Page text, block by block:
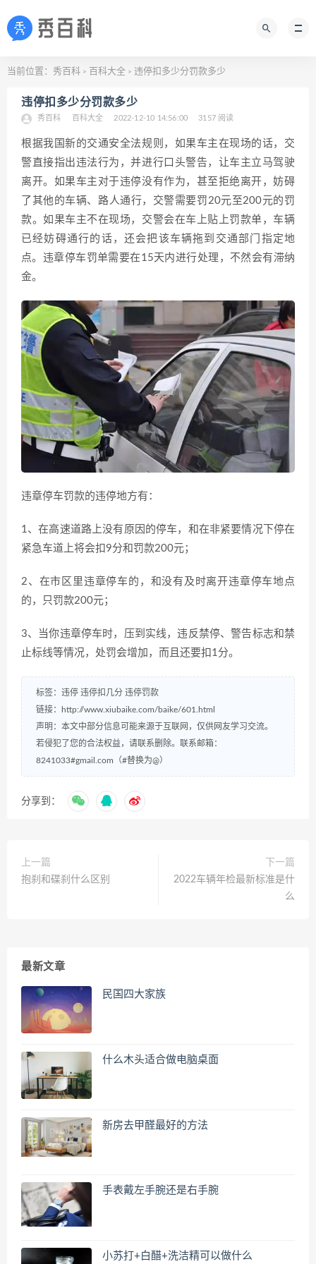
当前位置： 秀百科 > 百科大全 > 违停扣多少分罚款多少
违停扣多少分罚款多少
秀百科 百科大全 2022-12-10 14:56:00 3157 阅读
根据我国新的交通安全法规则，如果车主在现场的话，交
警直接指出违法行为，并进行口头警告，让车主立马驾驶
离开。如果车主对于违停没有作为，甚至拒绝离开，妨碍
了其他的车辆、路人通行，交警需要罚20元至200元的罚
款。如果车主不在现场，交警会在车上贴上罚款单，车辆
已经妨碍通行的话，还会把该车辆拖到交通部门指定地
点。违章停车罚单需要在15天内进行处理，不然会有滞纳
金。
违章停车罚款的违停地方有：
1、在高速道路上没有原因的停车，和在非紧要情况下停在
紧急车道上将会扣9分和罚款200元；
2、在市区里违章停车的，和没有及时离开违章停车地点
的，只罚款200元；
3、当你违章停车时，压到实线，违反禁停、警告标志和禁
止标线等情况，处罚会增加，而且还要扣1分。
标签： 违停 违停扣几分 违停罚款
链接：
http://www.xiubaike.com/baike/601.html
声明：本文中部分信息可能来源于互联网，仅供网友学习交流。
若侵犯了您的合法权益，请联系删除。联系邮箱：
8241033#gmail.com（#替换为@）
分享到：
上一篇
抱刹和碟刹什么区别
下一篇
2022车辆年检最新标准是什
么
最新文章
民国四大家族
什么木头适合做电脑桌面
新房去甲醛最好的方法
手表戴左手腕还是右手腕
小苏打+白醋+洗洁精可以做什么